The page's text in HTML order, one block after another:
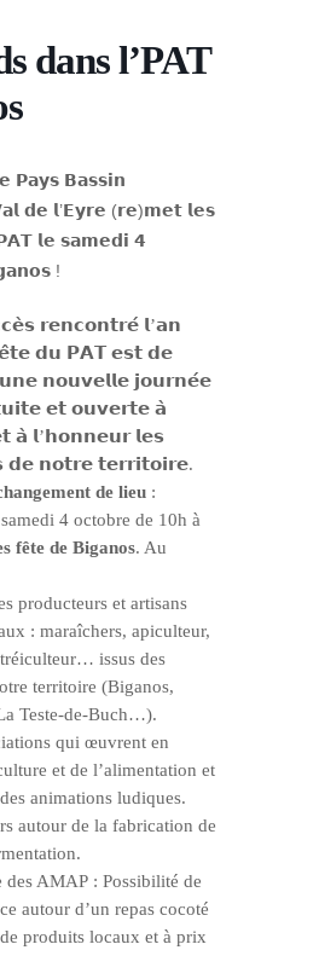
dans l’PAT
𝗣𝗮𝘆𝘀 𝗕𝗮𝘀𝘀𝗶𝗻
𝗱𝗲 𝗹’𝗘𝘆𝗿𝗲 (𝗿𝗲)𝗺𝗲𝘁 𝗹𝗲𝘀
𝗹𝗲 𝘀𝗮𝗺𝗲𝗱𝗶 𝟰
!
𝗿𝗲𝗻𝗰𝗼𝗻𝘁𝗿𝗲́ 𝗹’𝗮𝗻
𝗱𝘂 𝗣𝗔𝗧 𝗲𝘀𝘁 𝗱𝗲
𝗻𝗼𝘂𝘃𝗲𝗹𝗹𝗲 𝗷𝗼𝘂𝗿𝗻𝗲́𝗲
𝗲𝘁 𝗼𝘂𝘃𝗲𝗿𝘁𝗲 𝗮̀
𝗮̀ 𝗹’𝗵𝗼𝗻𝗻𝗲𝘂𝗿 𝗹𝗲𝘀
𝗻𝗼𝘁𝗿𝗲 𝘁𝗲𝗿𝗿𝗶𝘁𝗼𝗶𝗿𝗲.
de lieu :
4 octobre de 10h à
fête de Biganos. Au
producteurs et artisans
: maraîchers, apiculteur,
issus des
territoire (Biganos,
Teste-de-Buch…).
qui œuvrent en
et de l’alimentation et
animations ludiques.
autour de la fabrication de
des AMAP : Possibilité de
autour d’un repas cocoté
produits locaux et à prix